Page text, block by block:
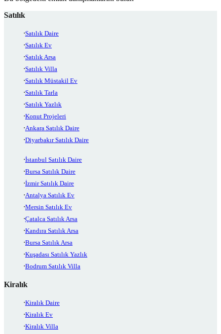
Satılık
Satılık Daire
Satılık Ev
Satılık Arsa
Satılık Villa
Satılık Müstakil Ev
Satılık Tarla
Satılık Yazlık
Konut Projeleri
Ankara Satılık Daire
Diyarbakır Satılık Daire
İstanbul Satılık Daire
Bursa Satılık Daire
İzmir Satılık Daire
Antalya Satılık Ev
Mersin Satılık Ev
Çatalca Satılık Arsa
Kandıra Satılık Arsa
Bursa Satılık Arsa
Kuşadası Satılık Yazlık
Bodrum Satılık Villa
Kiralık
Kiralık Daire
Kiralık Ev
Kiralık Villa